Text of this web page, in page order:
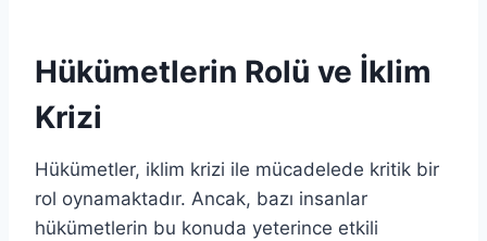
Hükümetlerin Rolü ve İklim
Krizi
Hükümetler, iklim krizi ile mücadelede kritik bir
rol oynamaktadır. Ancak, bazı insanlar
hükümetlerin bu konuda yeterince etkili